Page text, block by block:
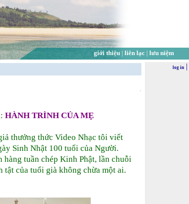
giới thiệu| liên lạc| lưu niệm
HÀNH TRÌNH CỦA MẸ
thưởng thức Video Nhạc tôi viết
Sinh Nhật 100 tuổi của Người.
tuần chép Kinh Phật, lần chuỗi
tật của tuổi già không chừa một ai.
log in|